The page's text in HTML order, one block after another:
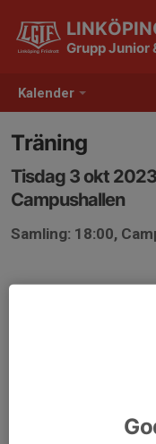
Kalender
Grupp Junior
Träning
Tisdag 3 okt
Campushallen
Samling: 18:00,